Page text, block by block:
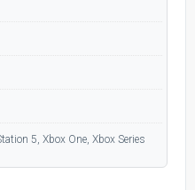
5, Xbox One, Xbox Series